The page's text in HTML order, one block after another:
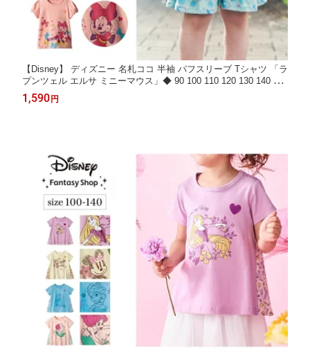
【Disney】 ディズニー 名札ココ 半袖 パフスリーブ Tシャツ 「ラ
プンツェル エルサ ミニーマウス」◆ 90 100 110 120 130 140 ◆
◇ 子ども 子供 キッズ KIDS 子ども服 キッズ服 服 トップス Tシ
ャツ 女の子 プリンセス ◇
1,590円